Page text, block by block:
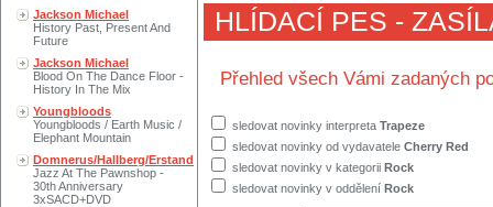
Jackson Michael
History Past, Present And
Future
Jackson Michael
Blood On The Dance Floor -
History In The Mix
Youngbloods
Youngbloods / Earth Music /
Elephant Mountain
Domnerus/Hallberg/Erstand
Jazz At The Pawnshop -
30th Anniversary
3xSACD+DVD
HLÍDACÍ PES -
Přehled všech Vámi zadaných
sledovat novinky interpreta Trapeze
sledovat novinky od vydavatele Cherry Red
sledovat novinky v kategorii Rock
sledovat novinky v oddělení Rock